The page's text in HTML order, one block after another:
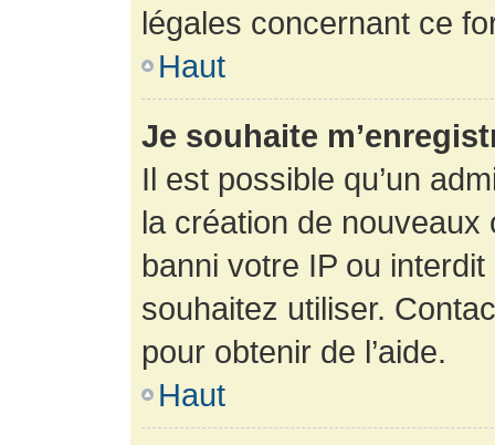
légales concernant ce
Haut
Je souhaite
Il est possible qu’un
la création de
banni votre IP ou
souhaitez utiliser.
pour obtenir de l’aide.
Haut